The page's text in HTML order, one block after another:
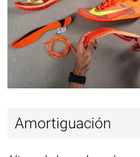
Amortiguación